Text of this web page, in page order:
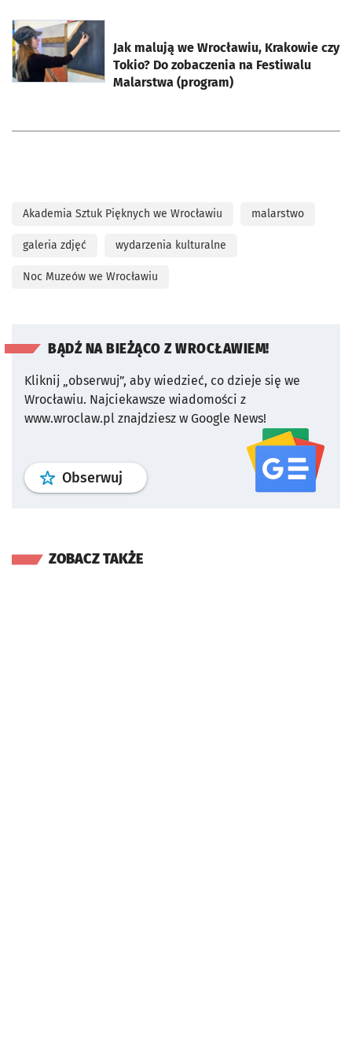
Jak malują we Wrocławiu, Krakowie czy
Tokio? Do zobaczenia na Festiwalu
Malarstwa (program)
otworzy się w nowej karcie
Akademia Sztuk Pięknych we Wrocławiu malarstwo
galeria zdjęć wydarzenia kulturalne
Noc Muzeów we Wrocławiu
BĄDŹ NA BIEŻĄCO Z WROCŁAWIEM!
Kliknij „obserwuj”, aby wiedzieć, co dzieje się we
Wrocławiu. Najciekawsze wiadomości z
www.wroclaw.pl znajdziesz w Google News!
Obserwuj profil serwisu
ZOBACZ TAKŻE